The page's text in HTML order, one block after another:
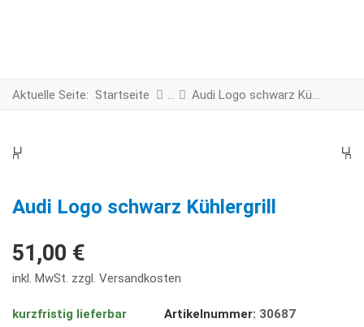
Aktuelle Seite: Startseite Audi Logo schwarz Kühlergrill
Audi Logo schwarz Kühlergrill
51,00 €
inkl. MwSt. zzgl. Versandkosten
kurzfristig lieferbar Artikelnummer: 30687